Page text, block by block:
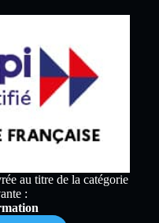
au titre de la catégorie
: